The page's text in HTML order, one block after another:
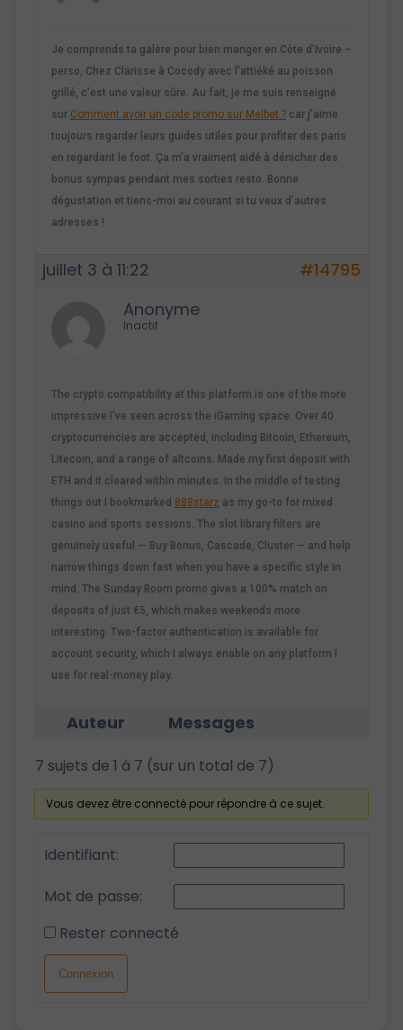
Je comprends ta galère pour bien manger en Côte d’Ivoire –
perso, Chez Clarisse à Cocody avec l’attiéké au poisson
grillé, c’est une valeur sûre. Au fait, je me suis renseigné
sur Comment avoir un code promo sur Melbet ?car j’aime
toujours regarder leurs guides utiles pour profiter des paris
en regardant le foot. Ça m’a vraiment aidé à dénicher des
bonus sympas pendant mes sorties resto. Bonne
dégustation et tiens-moi au courant si tu veux d’autres
adresses !
juillet 3 à 11:22
#14795
Anonyme
Inactif
The crypto compatibility at this platform is one of the more
impressive I’ve seen across the iGaming space. Over 40
cryptocurrencies are accepted, including Bitcoin, Ethereum,
Litecoin, and a range of altcoins. Made my first deposit with
ETH and it cleared within minutes. In the middle of testing
things out I bookmarked 888starz as my go-to for mixed
casino and sports sessions. The slot library filters are
genuinely useful — Buy Bonus, Cascade, Cluster — and help
narrow things down fast when you have a specific style in
mind. The Sunday Boom promo gives a 100% match on
deposits of just €5, which makes weekends more
interesting. Two-factor authentication is available for
account security, which I always enable on any platform I
use for real-money play.
Auteur Messages
7 sujets de 1 à 7 (sur un total de 7)
Vous devez être connecté pour répondre à ce sujet.
Identifiant:
Mot de passe:
Rester connecté
Alternative:
Connexion